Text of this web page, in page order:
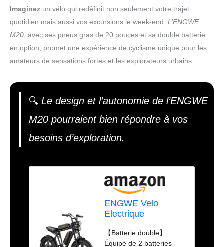
Imaginez un vélo qui redéfinit non seulement votre trajet
quotidien mais aussi vos excursions le week-end. L’ENGWE
M20 , avec ses pneus gras de 20 pouces et sa double batterie
en option, promet une expérience de cyclisme unique pour les
amateurs de sensations fortes et les explorateurs urbains.
🔍 Le design et l’autonomie de l’ENGWE
M20 pourraient bien répondre à vos
besoins d’exploration.
ENGWE Velo
Electrique
Electrique Adulte-
【Batterie double】
Équipé de 2 batteries